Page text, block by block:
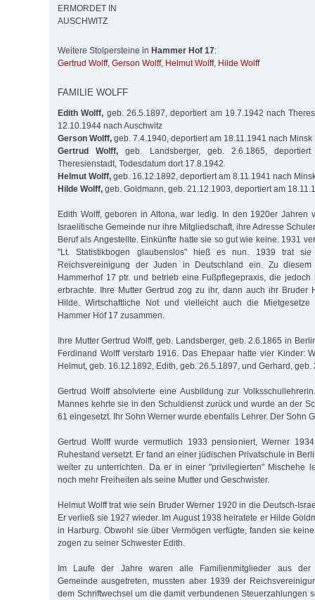
ERMORDET IN
AUSCHWITZ
Weitere Stolpersteine in Hammer Hof 17:
Gertrud Wolff, Gerson Wolff, Helmut Wolff, Hilde Wolff
FAMILIE WOLFF
Edith Wolff, geb. 26.5.1897, deportiert am 19.7.1942 nach
12.10.1944 nach Auschwitz
Gerson Wolff, geb. 7.4.1940, deportiert am 18.11.1941 nach Minsk
Gertrud Wolff, geb. Landsberger, geb. 2.6.1865,
Theresienstadt, Todesdatum dort 17.8.1942
Helmut Wolff, geb. 16.12.1892, deportiert am 8.11.1941 nach
Hilde Wolff, geb. Goldmann, geb. 21.12.1903, deportiert am
Edith Wolff, geboren in Altona, war ledig. In den 1920er Jahren
Israelitische Gemeinde nur ihre Mitgliedschaft, ihre Adresse
Beruf als Angestellte. Einkünfte hatte sie so gut wie keine. 1931
"Lt. Statistikbogen glaubenslos" hieß es nun. 1939 trat
Reichsvereinigung der Juden in Deutschland ein. Zu
Hammerhof 17 ptr. und betrieb eine Fußpflegepraxis, die jedoch
erbrachte. Ihre Mutter Gertrud zog zu ihr, dann auch ihr Bruder
Hilde. Wirtschaftliche Not und vielleicht auch die
Hammer Hof 17 zusammen.
Ihre Mutter Gertrud Wolff, geb. Landsberger, geb. 2.6.1865 in
Ferdinand Wolff verstarb 1916. Das Ehepaar hatte vier Kinder:
Helmut, geb. 16.12.1892, Edith, geb. 26.5.1897, und Gerhard, geb.
Gertrud Wolff absolvierte eine Ausbildung zur
Mannes kehrte sie in den Schuldienst zurück und wurde an der
61 eingesetzt. Ihr Sohn Werner wurde ebenfalls Lehrer. Der Sohn
Gertrud Wolff wurde vermutlich 1933 pensioniert, Werner
Ruhestand versetzt. Er fand an einer jüdischen Privatschule in
weiter zu unterrichten. Da er in einer "privilegierten" Mischehe
noch mehr Freiheiten als seine Mutter und Geschwister.
Helmut Wolff trat wie sein Bruder Werner 1920 in die Deutsch-
Er verließ sie 1927 wieder. Im August 1938 heiratete er Hilde
in Harburg. Obwohl sie über Vermögen verfügte, fanden sie
zogen zu seiner Schwester Edith.
Im Laufe der Jahre waren alle Familienmitglieder aus der
Gemeinde ausgetreten, mussten aber 1939 der
dem Schriftwechsel um die damit verbundenen Steuerzahlungen